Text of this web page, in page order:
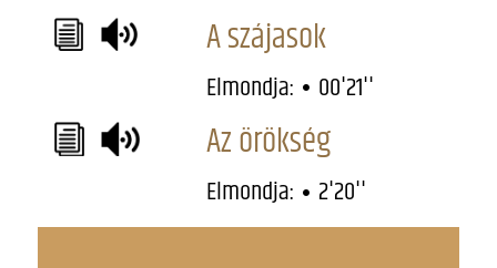
A szájasok
Elmondja: 00'21''
Az örökség
Elmondja: 2'20''